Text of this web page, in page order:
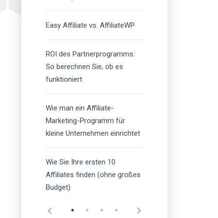
Easy Affiliate vs. AffiliateWP
ROI des Partnerprogramms:
So berechnen Sie, ob es
funktioniert
Wie man ein Affiliate-
Marketing-Programm für
kleine Unternehmen einrichtet
Wie Sie Ihre ersten 10
Affiliates finden (ohne großes
Budget)